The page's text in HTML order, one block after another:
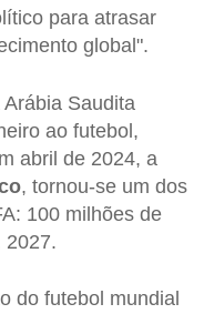
para atrasar
global".
Saudita
ao futebol,
abril de 2024, a
, tornou-se um dos
100 milhões de
2027.
do futebol mundial